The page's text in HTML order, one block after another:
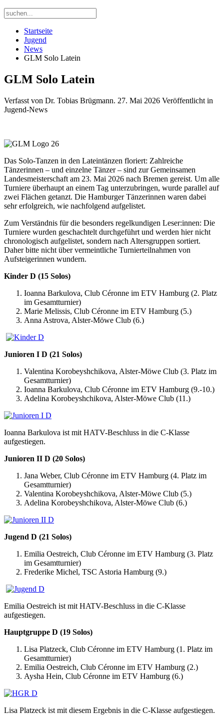
Startseite
Jugend
News
GLM Solo Latein
GLM Solo Latein
Verfasst von Dr. Tobias Brügmann. 27. Mai 2026 Veröffentlicht in
Jugend-News
Das Solo-Tanzen in den Lateintänzen floriert: Zahlreiche
Tänzerinnen – und einzelne Tänzer – sind zur Gemeinsamen
Landesmeisterschaft am 23. Mai 2026 nach Bremen gereist. Um alle
Turniere überhaupt an einem Tag unterzubringen, wurde parallel auf
zwei Flächen getanzt. Die Hamburger Tänzerinnen waren dabei
sehr erfolgreich, wie nachfolgend aufgelistet.
Zum Verständnis für die besonders regelkundigen Leser:innen: Die
Turniere wurden geschachtelt durchgeführt und werden hier nicht
chronologisch aufgelistet, sondern nach Altersgruppen sortiert.
Daher bitte nicht über vermeintliche Turnierteilnahmen von
Aufsteigerinnen wundern.
Kinder D (15 Solos)
Ioanna Barkulova, Club Céronne im ETV Hamburg (2. Platz
im Gesamtturnier)
Marie Melissis, Club Céronne im ETV Hamburg (5.)
Anna Astrova, Alster-Möwe Club (6.)
Junioren I D (21 Solos)
Valentina Korobeyshchikova, Alster-Möwe Club (3. Platz im
Gesamtturnier)
Ioanna Barkulova, Club Céronne im ETV Hamburg (9.-10.)
Adelina Korobeyshchikova, Alster-Möwe Club (11.)
Ioanna Barkulova ist mit HATV-Beschluss in die C-Klasse
aufgestiegen.
Junioren II D (20 Solos)
Jana Weber, Club Céronne im ETV Hamburg (4. Platz im
Gesamtturnier)
Valentina Korobeyshchikova, Alster-Möwe Club (5.)
Adelina Korobeyshchikova, Alster-Möwe Club (6.)
Jugend D (21 Solos)
Emilia Oestreich, Club Céronne im ETV Hamburg (3. Platz
im Gesamtturnier)
Frederike Michel, TSC Astoria Hamburg (9.)
Emilia Oestreich ist mit HATV-Beschluss in die C-Klasse
aufgestiegen.
Hauptgruppe D (19 Solos)
Lisa Platzeck, Club Céronne im ETV Hamburg (1. Platz im
Gesamtturnier)
Emilia Oestreich, Club Céronne im ETV Hamburg (2.)
Aysha Hein, Club Céronne im ETV Hamburg (6.)
Lisa Platzeck ist mit diesem Ergebnis in die C-Klasse aufgestiegen.